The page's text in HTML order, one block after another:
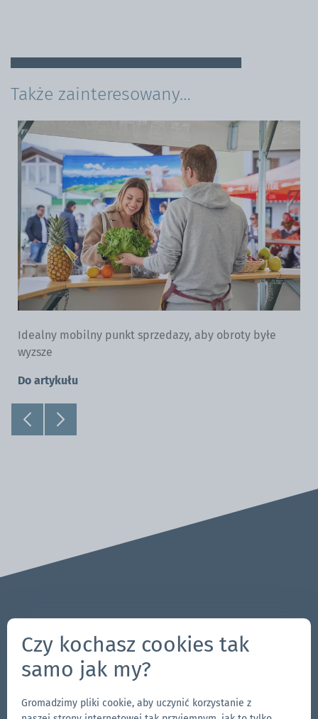
Także zainteresowany…
Namioty reklamowe
704-312-1600
pl@zingerle.group
Follow us
Czy kochasz cookies tak
samo jak my?
Gromadzimy pliki cookie, aby uczynić korzystanie z